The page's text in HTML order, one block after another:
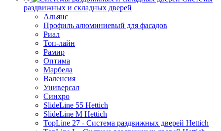
раздвижных и складных дверей
Альянс
Профиль алюминиевый для фасадов
Риал
Топ-лайн
Рамир
Оптима
Марбела
Валенсия
Универсал
Синхро
SlideLine 55 Hettich
SlideLine M Hettich
TopLine 27 - Система раздвижных дверей Hettich